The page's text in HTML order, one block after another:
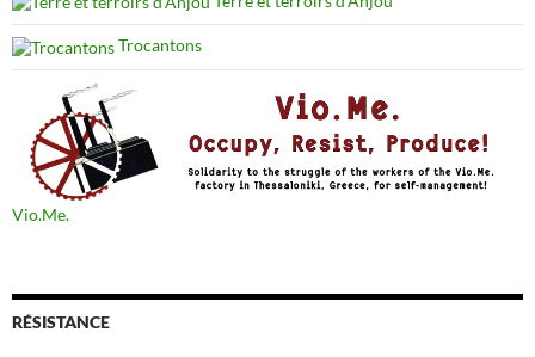
Trocantons
Vio.Me.
RÉSISTANCE